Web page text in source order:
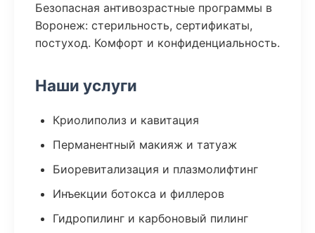
Безопасная антивозрастные программы в
Воронеж: стерильность, сертификаты,
постуход. Комфорт и конфиденциальность.
Наши услуги
Криолиполиз и кавитация
Перманентный макияж и татуаж
Биоревитализация и плазмолифтинг
Инъекции ботокса и филлеров
Гидропилинг и карбоновый пилинг